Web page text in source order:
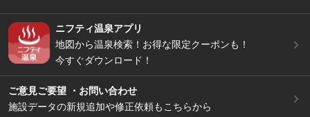
ニフティ温泉アプリ
地図から温泉検索！お得な限定クーポンも！
今すぐダウンロード！
ご意見ご要望 ・お問い合わせ
施設データの新規追加や修正依頼もこちらから